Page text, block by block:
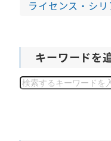
キーワードを
検
ライセンス・シ